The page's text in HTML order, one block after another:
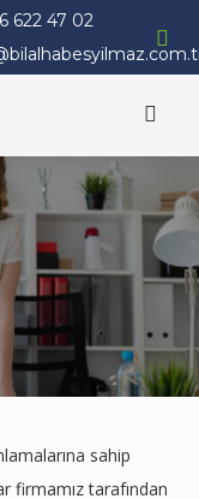
622 47 02
sahip
firmamız tarafından